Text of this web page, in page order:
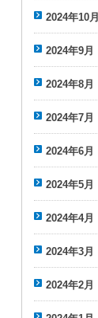
2024年10月
2024年9月
2024年8月
2024年7月
2024年6月
2024年5月
2024年4月
2024年3月
2024年2月